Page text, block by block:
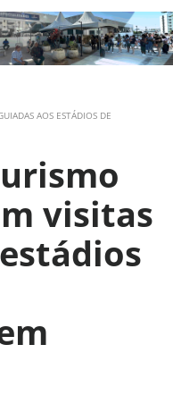
AOS ESTÁDIOS DE
visitas